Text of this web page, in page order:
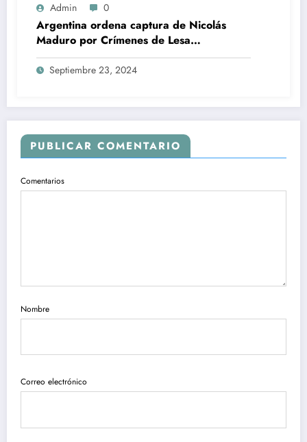
Admin 0
Argentina ordena captura de Nicolás
Maduro por Crímenes de Lesa
Humanidad.
Septiembre 23, 2024
PUBLICAR COMENTARIO
Comentarios
Nombre
Correo electrónico